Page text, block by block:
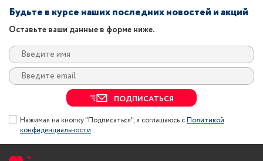
Будьте в курсе наших последних новостей и акций
Оставьте ваши данные в форме ниже.
ПОДПИСАТЬСЯ
Нажимая на кнопку "Подписаться", я соглашаюсь сПолитикой
конфиденциальности